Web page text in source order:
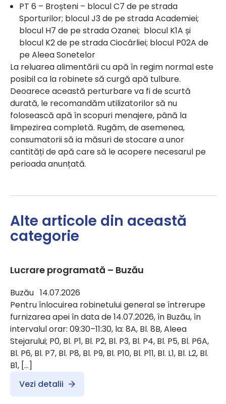
PT 6 – Broșteni – blocul C7 de pe strada
Sporturilor; blocul J3 de pe strada Academiei;
blocul H7 de pe strada Ozanei; blocul K1A și
blocul K2 de pe strada Ciocârliei; blocul P02A de
pe Aleea Sonetelor
La reluarea alimentării cu apă în regim normal este
posibil ca la robinete să curgă apă tulbure.
Deoarece această perturbare va fi de scurtă
durată, le recomandăm utilizatorilor să nu
folosească apă în scopuri menajere, până la
limpezirea completă. Rugăm, de asemenea,
consumatorii să ia măsuri de stocare a unor
cantități de apă care să le acopere necesarul pe
perioada anunțată.
Alte articole din această
categorie
Lucrare programată – Buzău
Buzău 14.07.2026
Pentru înlocuirea robinetului general se întrerupe
furnizarea apei în data de 14.07.2026, în Buzău, în
intervalul orar: 09:30–11:30, la: 8A, Bl. 8B, Aleea
Stejarului; P0, Bl. P1, Bl. P2, Bl. P3, Bl. P4, Bl. P5, Bl. P6A,
Bl. P6, Bl. P7, Bl. P8, Bl. P9, Bl. P10, Bl. P11, Bl. L1, Bl. L2, Bl.
B1, […]
Vezi detalii